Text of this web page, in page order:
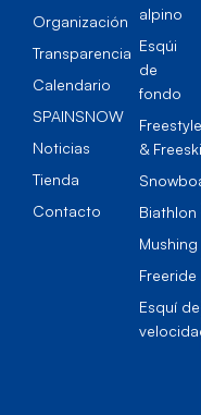
Organización
Transparencia
Calendario
SPAINSNOW
Noticias
Tienda
Contacto
alpino
Esqúi
de
fondo
Freestyle
& Freeski
Biathlon
Mushing
Freeride
Esquí de